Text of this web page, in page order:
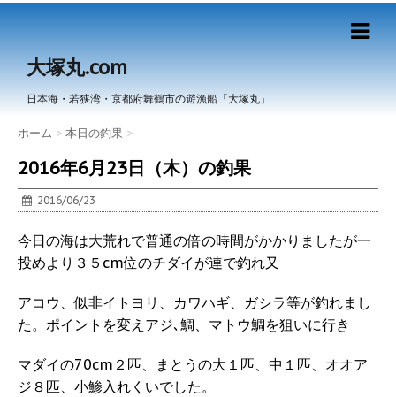
大塚丸.com
日本海・若狭湾・京都府舞鶴市の遊漁船「大塚丸」
ホーム > 本日の釣果 >
2016年6月23日（木）の釣果
2016/06/23
今日の海は大荒れで普通の倍の時間がかかりましたが一
投めより３５cm位のチダイが連で釣れ又
アコウ、似非イトヨリ、カワハギ、ガシラ等が釣れまし
た。ポイントを変えアジ､鯛、マトウ鯛を狙いに行き
マダイの70cm２匹、まとうの大１匹、中１匹、オオア
ジ８匹、小鯵入れくいでした。